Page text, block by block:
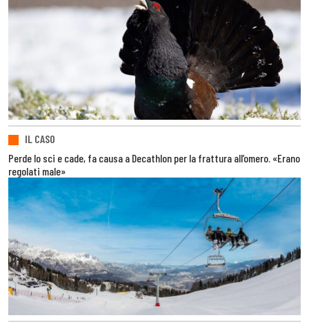
IL CASO
Perde lo sci e cade, fa causa a Decathlon per la frattura all’omero. «Erano
regolati male»